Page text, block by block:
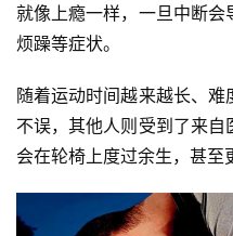
就像上瘾一样，一旦中断会
烦躁等症状。
随着运动时间越来越长、
不误，其他人则受到了来
会在轮椅上度过余生，甚至